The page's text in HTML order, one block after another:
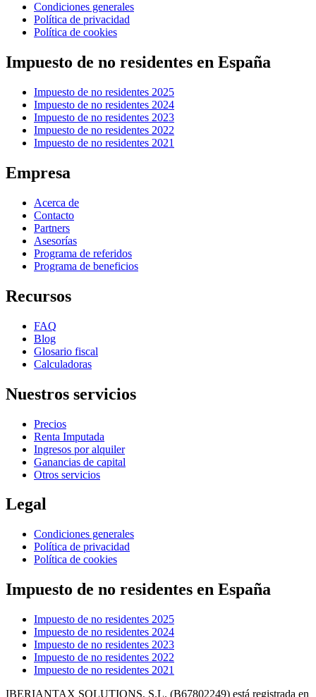
Condiciones generales
Política de privacidad
Política de cookies
Impuesto de no residentes en España
Impuesto de no residentes 2025
Impuesto de no residentes 2024
Impuesto de no residentes 2023
Impuesto de no residentes 2022
Impuesto de no residentes 2021
Empresa
Acerca de
Contacto
Partners
Asesorías
Programa de referidos
Programa de beneficios
Recursos
FAQ
Blog
Glosario fiscal
Calculadoras
Nuestros servicios
Precios
Renta Imputada
Ingresos por alquiler
Ganancias de capital
Otros servicios
Legal
Condiciones generales
Política de privacidad
Política de cookies
Impuesto de no residentes en España
Impuesto de no residentes 2025
Impuesto de no residentes 2024
Impuesto de no residentes 2023
Impuesto de no residentes 2022
Impuesto de no residentes 2021
IBERIANTAX SOLUTIONS, S.L. (B67802249) está registrada en